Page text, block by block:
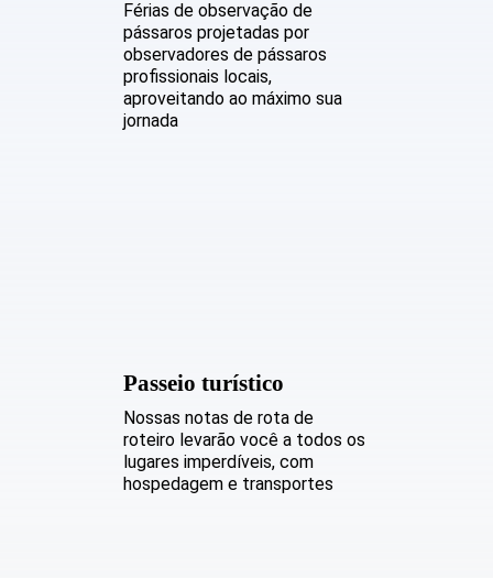
Férias de observação de
pássaros projetadas por
observadores de pássaros
profissionais locais,
aproveitando ao máximo sua
jornada
Passeio turístico
Nossas notas de rota de
roteiro levarão você a todos os
lugares imperdíveis, com
hospedagem e transportes